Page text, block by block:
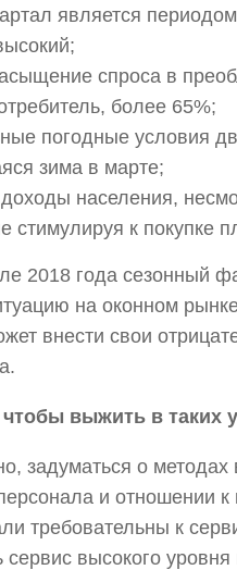
является
спроса в
более 65%;
погодные условия
зима в марте;
населения,
стимулируя к покупке
2018 года сезонный
на оконном
внести свои
чтобы выжить в таких
задуматься о
и отношении к
требовательны к
сервис высокого